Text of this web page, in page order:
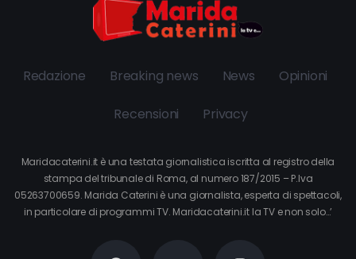
Redazione Breaking news News Opinioni
Recensioni Privacy
Maridacaterini.it è una testata giornalistica iscritta al registro della
stampa del tribunale di Roma, al numero 187/2015 – P.Iva
05263700659. Marida Caterini è una giornalista, esperta di spettacoli,
in particolare di programmi TV. Maridacaterini.it la TV e non solo…’